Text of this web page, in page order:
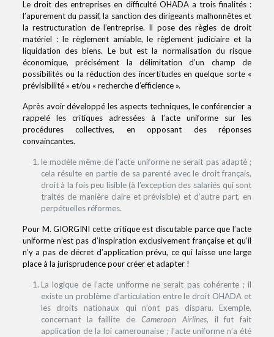
Le droit des entreprises en difficulté OHADA a trois finalités :
l’apurement du passif, la sanction des dirigeants malhonnêtes et
la restructuration de l’entreprise. Il pose des règles de droit
matériel : le règlement amiable, le règlement judiciaire et la
liquidation des biens. Le but est la normalisation du risque
économique, précisément la délimitation d’un champ de
possibilités ou la réduction des incertitudes en quelque sorte «
prévisibilité » et/ou « recherche d’efficience ».
Après avoir développé les aspects techniques, le conférencier a
rappelé les critiques adressées à l’acte uniforme sur les
procédures collectives, en opposant des réponses
convaincantes.
le modèle même de l’acte uniforme ne serait pas adapté ;
cela résulte en partie de sa parenté avec le droit français,
droit à la fois peu lisible (à l’exception des salariés qui sont
traités de manière claire et prévisible) et d’autre part, en
perpétuelles réformes.
Pour M. GIORGINI cette critique est discutable parce que l’acte
uniforme n’est pas d’inspiration exclusivement française et qu’il
n’y a pas de décret d’application prévu, ce qui laisse une large
place à la jurisprudence pour créer et adapter !
La logique de l’acte uniforme ne serait pas cohérente ; il
existe un problème d’articulation entre le droit OHADA et
les droits nationaux qui n’ont pas disparu. Exemple,
concernant la faillite de Cameroon Airlines, il fut fait
application de la loi camerounaise ; l’acte uniforme n’a été